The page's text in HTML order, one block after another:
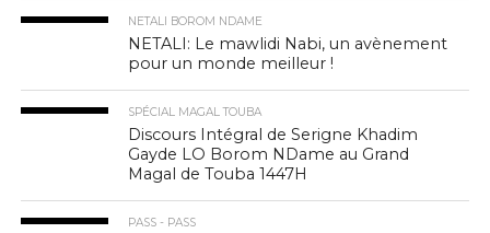
NETALI BOROM NDAME
NETALI: Le mawlidi Nabi, un avènement
pour un monde meilleur !
SPÉCIAL MAGAL TOUBA
Discours Intégral de Serigne Khadim
Gayde LO Borom NDame au Grand
Magal de Touba 1447H
PASS - PASS